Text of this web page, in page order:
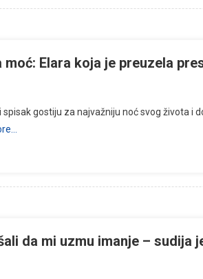
moć: Elara koja je preuzela
spisak gostiju za najvažniju noć svog života i
da mi uzmu imanje – sudija